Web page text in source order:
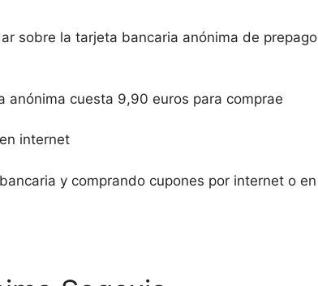
sobre la tarjeta bancaria anónima de prepago
anónima cuesta 9,90 euros para comprae
internet
y comprando cupones por internet o en